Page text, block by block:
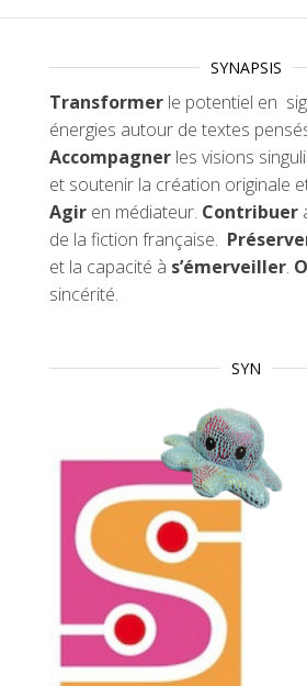
SYNAPSIS
Transformer le potentiel en
énergies autour de textes
Accompagner les visions
et soutenir la création originale
Agir en médiateur. Contribuer
de la fiction française.
et la capacité à s’émerveiller.
sincérité.
SYN